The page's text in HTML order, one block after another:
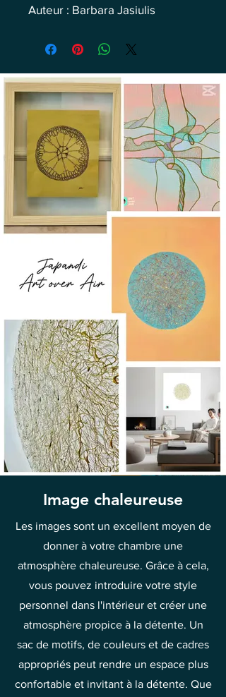
Auteur : Barbara Jasiulis
Image chaleureuse
Les images sont un excellent moyen de
donner à votre chambre une
atmosphère chaleureuse. Grâce à cela,
vous pouvez introduire votre style
personnel dans l'intérieur et créer une
atmosphère propice à la détente. Un
sac de motifs, de couleurs et de cadres
appropriés peut rendre un espace plus
confortable et invitant à la détente. Que